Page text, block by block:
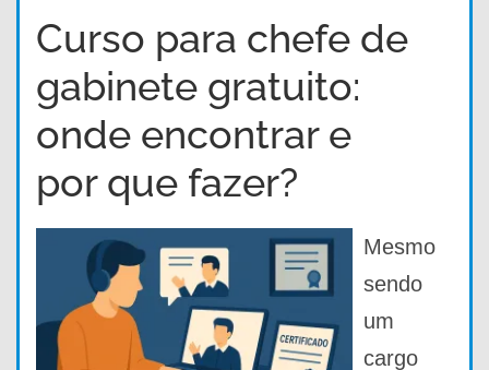
Curso para chefe de
gabinete gratuito:
onde encontrar e
por que fazer?
Mesmo
sendo
um
cargo